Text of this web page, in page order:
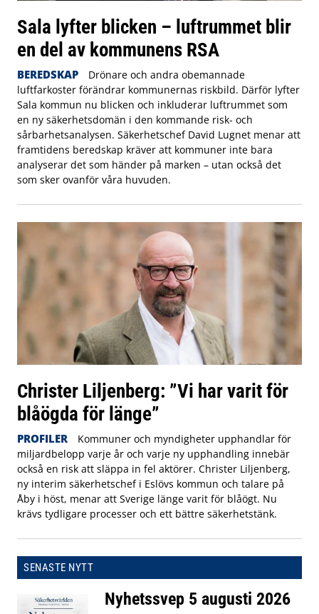
Sala lyfter blicken – luftrummet blir
en del av kommunens RSA
BEREDSKAP
Drönare och andra obemannade
luftfarkoster förändrar kommunernas riskbild. Därför lyfter
Sala kommun nu blicken och inkluderar luftrummet som
en ny säkerhetsdomän i den kommande risk- och
sårbarhetsanalysen. Säkerhetschef David Lugnet menar att
framtidens beredskap kräver att kommuner inte bara
analyserar det som händer på marken – utan också det
som sker ovanför våra huvuden.
Christer Liljenberg: ”Vi har varit för
blåögda för länge”
PROFILER
Kommuner och myndigheter upphandlar för
miljardbelopp varje år och varje ny upphandling innebär
också en risk att släppa in fel aktörer. Christer Liljenberg,
ny interim säkerhetschef i Eslövs kommun och talare på
Åby i höst, menar att Sverige länge varit för blåögt. Nu
krävs tydligare processer och ett bättre säkerhetstänk.
SENASTE NYTT
Nyhetssvep 5 augusti 2026